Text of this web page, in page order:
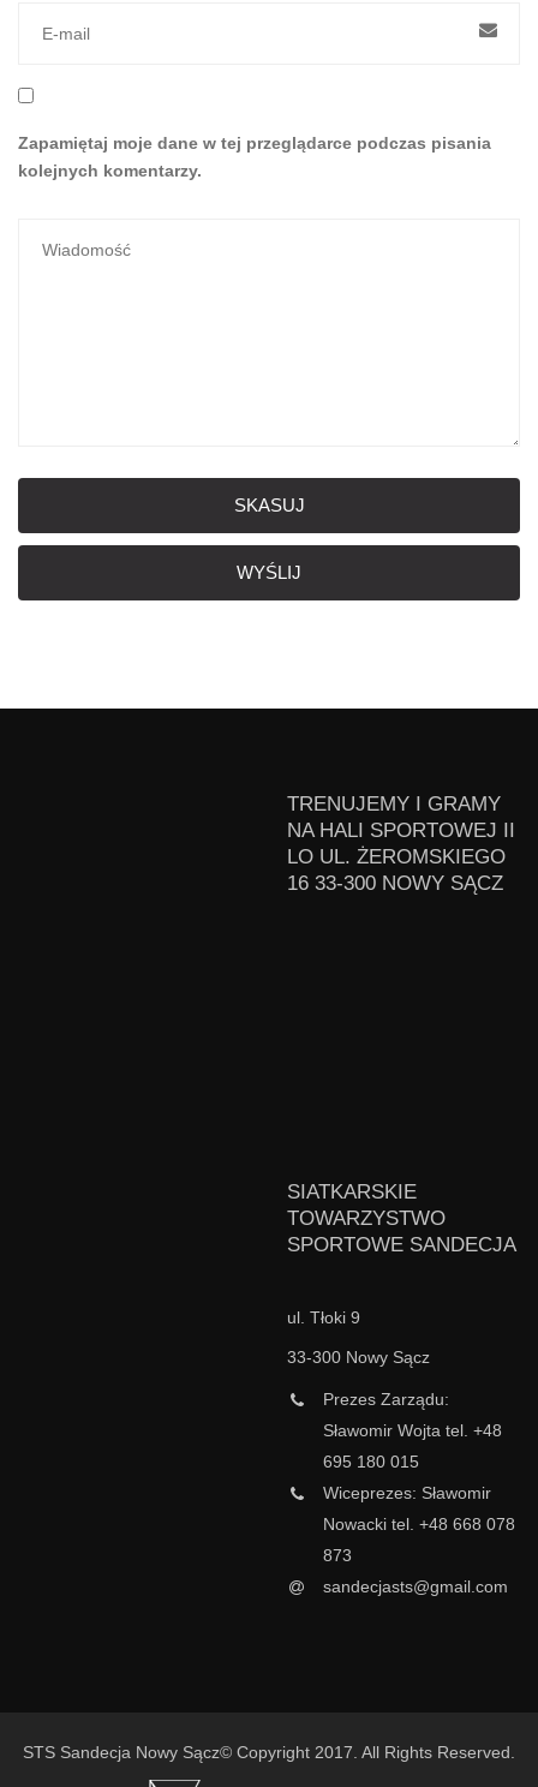
Zapamiętaj moje dane w tej przeglądarce podczas pisania
kolejnych komentarzy.
SKASUJ
WYŚLIJ
TRENUJEMY I GRAMY
NA HALI SPORTOWEJ II
LO UL. ŻEROMSKIEGO
16 33-300 NOWY SĄCZ
SIATKARSKIE
TOWARZYSTWO
SPORTOWE SANDECJA
ul. Tłoki 9
33-300 Nowy Sącz
Prezes Zarządu:
Sławomir Wojta tel. +48
695 180 015
Wiceprezes: Sławomir
Nowacki tel. +48 668 078
873
sandecjasts@gmail.com
STS Sandecja Nowy Sącz© Copyright 2017. All Rights Reserved.